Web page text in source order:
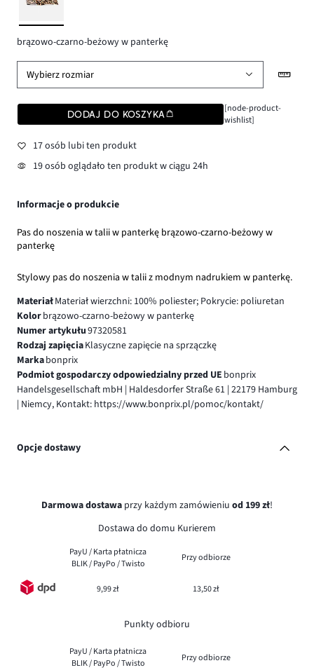
brązowo-czarno-beżowy w panterkę
Wybierz rozmiar
DODAJ DO KOSZYKA
[node-product-
wishlist]
17 osób lubi ten produkt
19 osób oglądało ten produkt w ciągu 24h
Informacje o produkcie
Pas do noszenia w talii w panterkę brązowo-czarno-beżowy w
panterkę
Stylowy pas do noszenia w talii z modnym nadrukiem w panterkę.
MateriałMateriał wierzchni: 100% poliester; Pokrycie: poliuretan
Kolorbrązowo-czarno-beżowy w panterkę
Numer artykułu97320581
Rodzaj zapięciaKlasyczne zapięcie na sprzączkę
Markabonprix
Podmiot gospodarczy odpowiedzialny przed UE bonprix
Handelsgesellschaft mbH | Haldesdorfer Straße 61 | 22179 Hamburg
| Niemcy, Kontakt: https://www.bonprix.pl/pomoc/kontakt/
Opcje dostawy
Darmowa dostawa przy każdym zamówieniu od 199 zł!
Dostawa do domu Kurierem
PayU / Karta płatnicza
BLIK / PayPo / Twisto
Przy odbiorze
9,99 zł 13,50 zł
Punkty odbioru
PayU / Karta płatnicza
BLIK / PayPo / Twisto
Przy odbiorze